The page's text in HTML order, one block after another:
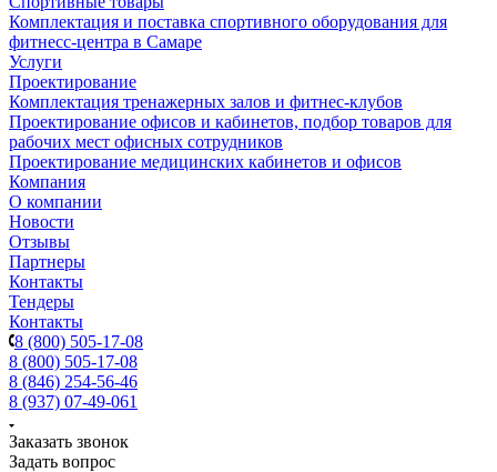
Комплектация и поставка спортивного оборудования для
фитнесс-центра в Самаре
Услуги
Проектирование
Комплектация тренажерных залов и фитнес-клубов
Проектирование офисов и кабинетов, подбор товаров для
рабочих мест офисных сотрудников
Проектирование медицинских кабинетов и офисов
Компания
О компании
Новости
Отзывы
Партнеры
Контакты
Тендеры
Контакты
8 (800) 505-17-08
8 (800) 505-17-08
8 (846) 254-56-46
8 (937) 07-49-061
Заказать звонок
Задать вопрос